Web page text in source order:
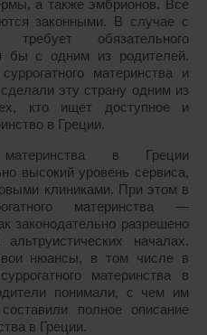
а также эмбрионов. Все
законными. В случае с
обязательного
бы с одним из родителей.
материнства и
эту страну одним из
кто ищет доступное и
в Греции.
материнства в Греции
высокий уровень сервиса,
клиниками. При этом в
материнства ―
законодательно разрешено
началах.
нюансы, в том числе в
материнства в
понимали, с чем им
полное описание
в Греции.